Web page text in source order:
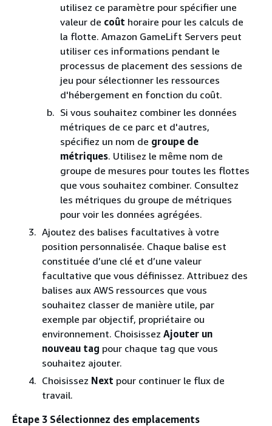
utilisez ce paramètre pour spécifier une
valeur de coût horaire pour les calculs de
la flotte. Amazon GameLift Servers peut
utiliser ces informations pendant le
processus de placement des sessions de
jeu pour sélectionner les ressources
d'hébergement en fonction du coût.
Si vous souhaitez combiner les données
métriques de ce parc et d'autres,
spécifiez un nom de groupe de
métriques. Utilisez le même nom de
groupe de mesures pour toutes les flottes
que vous souhaitez combiner. Consultez
les métriques du groupe de métriques
pour voir les données agrégées.
Ajoutez des balises facultatives à votre
position personnalisée. Chaque balise est
constituée d’une clé et d’une valeur
facultative que vous définissez. Attribuez des
balises aux AWS ressources que vous
souhaitez classer de manière utile, par
exemple par objectif, propriétaire ou
environnement. Choisissez Ajouter un
nouveau tag pour chaque tag que vous
souhaitez ajouter.
Choisissez Next pour continuer le flux de
travail.
Étape 3 Sélectionnez des emplacements